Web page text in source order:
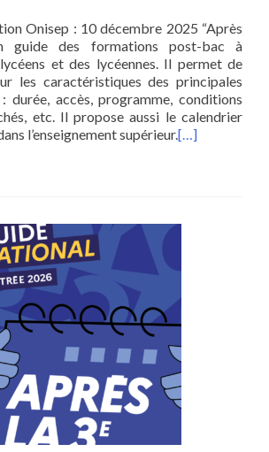
Onisep : 10 décembre 2025 “Après
guide des formations post-bac à
et des lycéennes. Il permet de
les caractéristiques des principales
durée, accès, programme, conditions
etc. Il propose aussi le calendrier
l’enseignement supérieur.[…]